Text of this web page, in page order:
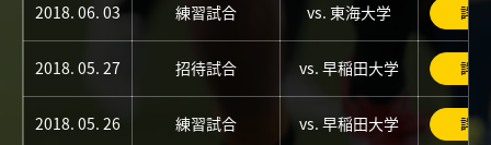
2018. 06. 03 練習試合 vs. 東海大学 詳細
2018. 05. 27 招待試合 vs. 早稲田大学 詳細
2018. 05. 26 練習試合 vs. 早稲田大学 詳細